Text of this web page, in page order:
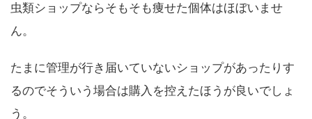
虫類ショップならそもそも痩せた個体はほぼいませ
ん。
たまに管理が行き届いていないショップがあったりす
るのでそういう場合は購入を控えたほうが良いでしょ
う。